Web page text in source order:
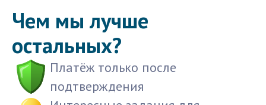
Чем мы лучше
остальных?
Платёж только после
подтверждения